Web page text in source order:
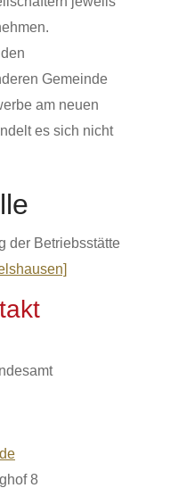
Gemeinde
am neuen
es sich nicht
der Betriebsstätte
8